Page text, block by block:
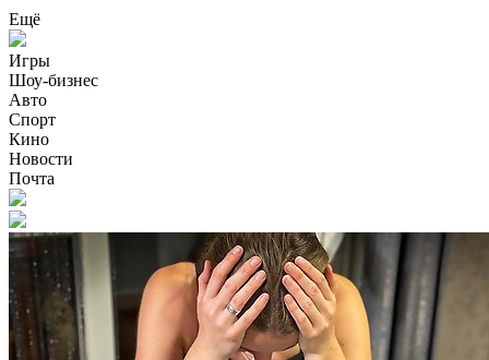
Ещё
Игры
Шоу-бизнес
Авто
Спорт
Кино
Новости
Почта